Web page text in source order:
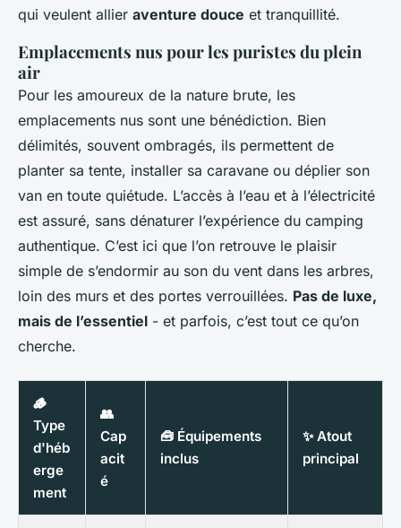
qui veulent allier aventure douce et tranquillité.
Emplacements nus pour les puristes du plein
air
Pour les amoureux de la nature brute, les
emplacements nus sont une bénédiction. Bien
délimités, souvent ombragés, ils permettent de
planter sa tente, installer sa caravane ou déplier son
van en toute quiétude. L’accès à l’eau et à l’électricité
est assuré, sans dénaturer l’expérience du camping
authentique. C’est ici que l’on retrouve le plaisir
simple de s’endormir au son du vent dans les arbres,
loin des murs et des portes verrouillées. Pas de luxe,
mais de l’essentiel - et parfois, c’est tout ce qu’on
cherche.
🪵
Type
d'héb
erge
ment
👥
Cap
acit
é
🧰 Équipements
inclus
✨ Atout
principal